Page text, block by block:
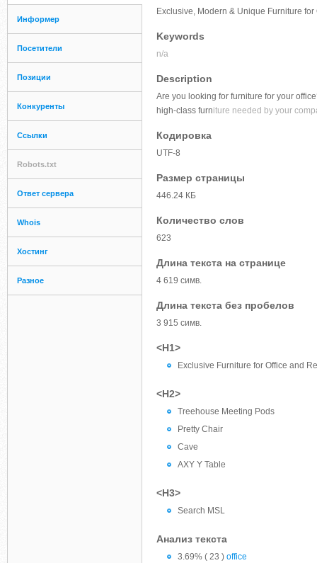
Информер
Посетители
Позиции
Конкуренты
Ссылки
Robots.txt
Ответ сервера
Whois
Хостинг
Разное
Exclusive, Modern & Unique Furniture
Keywords
n/a
Description
Are you looking for furniture for your
high-class furniture needed by your
Кодировка
UTF-8
Размер страницы
446.24 КБ
Количество слов
623
Длина текста на странице
4 619 симв.
Длина текста без пробелов
3 915 симв.
<H1>
Exclusive Furniture for Office and
<H2>
Treehouse Meeting Pods
Pretty Chair
Cave
AXY Y Table
<H3>
Search MSL
Анализ текста
3.69% ( 23 ) office